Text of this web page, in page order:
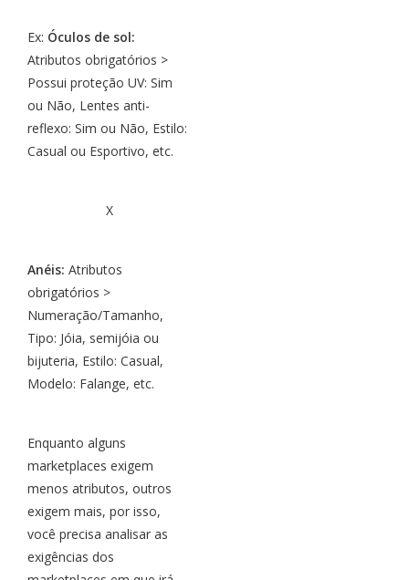
Ex: Óculos de sol:
Atributos obrigatórios >
Possui proteção UV: Sim
ou Não, Lentes anti-
reflexo: Sim ou Não, Estilo:
Casual ou Esportivo, etc.
X
Anéis: Atributos
obrigatórios >
Numeração/Tamanho,
Tipo: Jóia, semijóia ou
bijuteria, Estilo: Casual,
Modelo: Falange, etc.
Enquanto alguns
marketplaces exigem
menos atributos, outros
exigem mais, por isso,
você precisa analisar as
exigências dos